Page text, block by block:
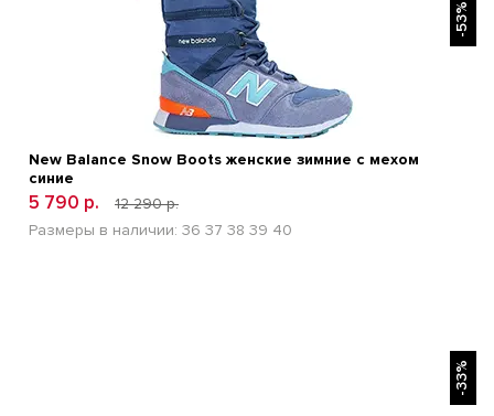
-53%
New Balance Snow Boots женские зимние с мехом
синие
5 790 р.
12 290 р.
Размеры в наличии: 36 37 38 39 40
-33%